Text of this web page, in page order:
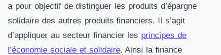
a pour objectif de distinguer les produits d’épargne
solidaire des autres produits financiers. Il s’agit
d’appliquer au secteur financier les principes de
l’économie sociale et solidaire. Ainsi la finance